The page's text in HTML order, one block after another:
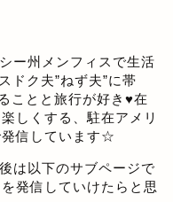
ー州メンフィスで生活
ドク夫”ねず夫”に帯
ことと旅行が好き♥在
しくする、駐在アメリ
発信しています☆
は以下のサブページで
発信していけたらと思